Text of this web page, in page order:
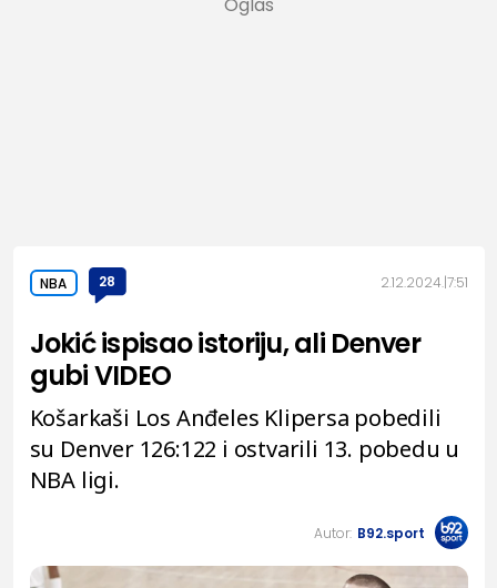
NBA 28 2.12.2024. 7:51
Jokić ispisao istoriju, ali Denver
gubi VIDEO
Košarkaši Los Anđeles Klipersa pobedili
su Denver 126:122 i ostvarili 13. pobedu u
NBA ligi.
Autor: B92.sport